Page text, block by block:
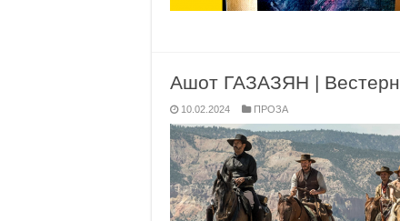
Ашот ГАЗАЗЯН | Вестерн
10.02.2024 ПРОЗА